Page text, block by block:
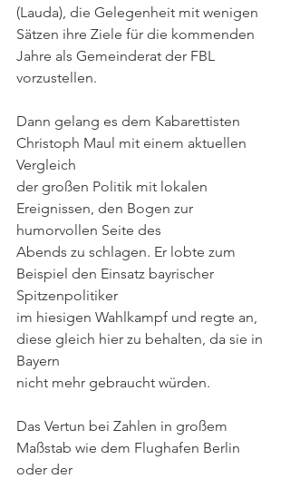
(Lauda), die Gelegenheit mit wenigen
Sätzen ihre Ziele für die kommenden
Jahre als Gemeinderat der FBL
vorzustellen.
Dann gelang es dem Kabarettisten
Christoph Maul mit einem aktuellen
Vergleich
der großen Politik mit lokalen
Ereignissen, den Bogen zur
humorvollen Seite des
Abends zu schlagen. Er lobte zum
Beispiel den Einsatz bayrischer
Spitzenpolitiker
im hiesigen Wahlkampf und regte an,
diese gleich hier zu behalten, da sie in
Bayern
nicht mehr gebraucht würden.
Das Vertun bei Zahlen in großem
Maßstab wie dem Flughafen Berlin
oder der